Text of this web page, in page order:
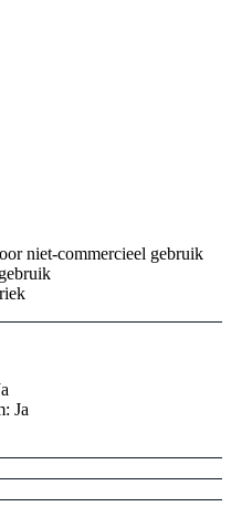
niet-commercieel gebruik
Ja